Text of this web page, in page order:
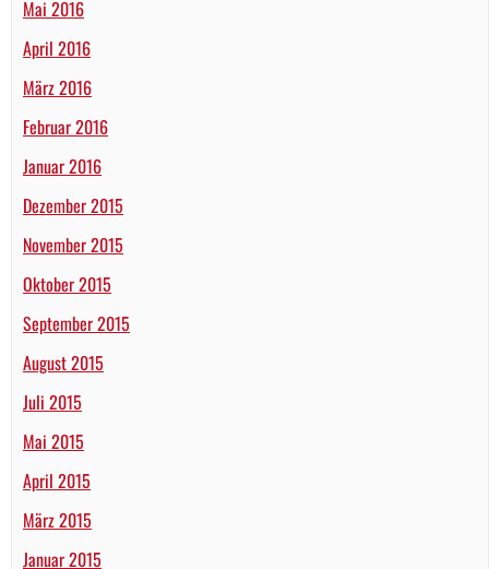
Mai 2016
April 2016
März 2016
Februar 2016
Januar 2016
Dezember 2015
November 2015
Oktober 2015
September 2015
August 2015
Juli 2015
Mai 2015
April 2015
März 2015
Januar 2015